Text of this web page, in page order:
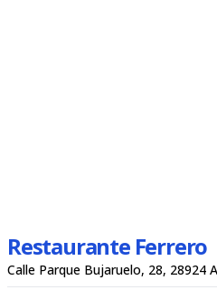
Restaurante Ferrero
Calle Parque Bujaruelo, 28, 28924